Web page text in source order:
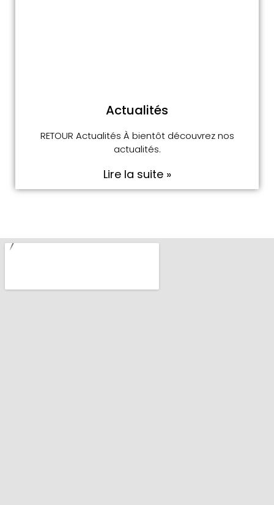
Actualités
RETOUR Actualités À bientôt découvrez nos
actualités.
Lire la suite »